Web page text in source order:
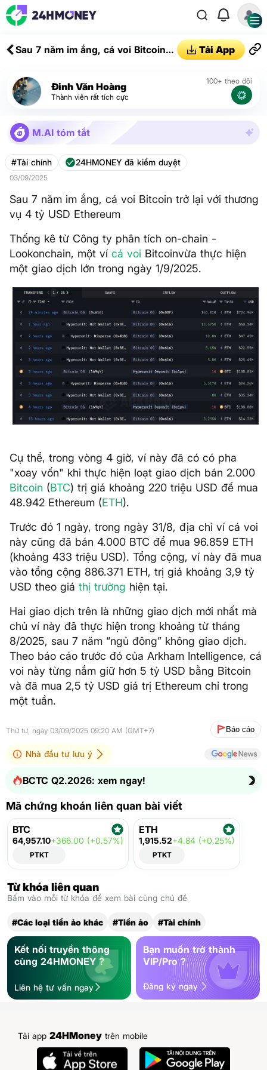
Sau 7 năm im ắng, cá voi Bitcoin
Ethereum
Tải App
Đinh Văn Hoàng
Thành viên rất tích cực
100+ theo dõi
M.AI tóm tắt
#Tài chính 24HMONEY đã kiểm duyệt
03/09/2025
Sau 7 năm im ắng, cá voi Bitcoin trở lại với thương
vụ 4 tỷ USD Ethereum
Thống kê từ Công ty phân tích on-chain -
Lookonchain, một ví cá voi Bitcoinvừa thực hiện
một giao dịch lớn trong ngày 1/9/2025.
Cụ thể, trong vòng 4 giờ, ví này đã có có pha
"xoay vốn" khi thực hiện loạt giao dịch bán 2.000
Bitcoin (BTC) trị giá khoảng 220 triệu USD để mua
48.942 Ethereum (ETH).
Trước đó 1 ngày, trong ngày 31/8, địa chỉ ví cá voi
này cũng đã bán 4.000 BTC để mua 96.859 ETH
(khoảng 433 triệu USD). Tổng cộng, ví này đã mua
vào tổng cộng 886.371 ETH, trị giá khoảng 3,9 tỷ
USD theo giá thị trường hiện tại.
Hai giao dịch trên là những giao dịch mới nhất mà
chủ ví này đã thực hiện trong khoảng từ tháng
8/2025, sau 7 năm “ngủ đông” không giao dịch.
Theo báo cáo trước đó của Arkham Intelligence, cá
voi này từng nắm giữ hơn 5 tỷ USD bằng Bitcoin
và đã mua 2,5 tỷ USD giá trị Ethereum chỉ trong
một tuần.
Thứ tư, ngày 03/09/2025 09:20 AM (GMT+7) Báo cáo
Nhà đầu tư lưu ý
BCTC Q2.2026: xem ngay!
Mã chứng khoán liên quan bài viết
BTC
64,957.10+366.00 (+0.57%)
PTKT
ETH
1,915.52+4.84 (+0.25%)
PTKT
Từ khóa liên quan
Bấm vào mỗi từ khóa để xem bài cùng chủ đề
#Các loại tiền ảo khác #Tiền ảo #Tài chính
Kết nối truyền thông
cùng 24HMONEY ?
Liên hệ tư vấn ngay
Bạn muốn trở thành
VIP/Pro ?
Đăng ký ngay
Tải app 24HMoney trên mobile